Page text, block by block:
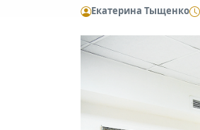
Екатерина Тыщенко